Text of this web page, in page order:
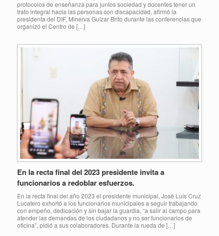
protocolos de enseñanza para juntos sociedad y docentes tener un
trato integral hacia las personas con discapacidad, afirmó la
presidenta del DIF, Minerva Guízar Brito durante las conferencias que
organizó el Centro de […]
En la recta final del 2023 presidente invita a
funcionarios a redoblar esfuerzos.
En la recta final del año 2023 el presidente municipal, José Luis Cruz
Lucatero exhortó a los funcionarios municipales a seguir trabajando
con empeño, dedicación y sin bajar la guardia, “a salir al campo para
atender las demandas de los ciudadanos y no ser funcionarios de
oficina”, pidió a sus colaboradores. Durante la rueda de […]